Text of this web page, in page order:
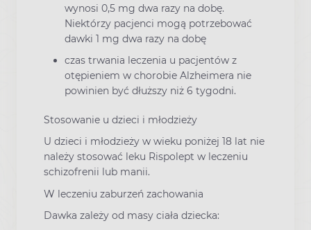
wynosi 0,5 mg dwa razy na dobę.
Niektórzy pacjenci mogą potrzebować
dawki 1 mg dwa razy na dobę
czas trwania leczenia u pacjentów z
otępieniem w chorobie Alzheimera nie
powinien być dłuższy niż 6 tygodni.
Stosowanie u dzieci i młodzieży
U dzieci i młodzieży w wieku poniżej 18 lat nie
należy stosować leku Rispolept w leczeniu
schizofrenii lub manii.
W leczeniu zaburzeń zachowania
Dawka zależy od masy ciała dziecka: